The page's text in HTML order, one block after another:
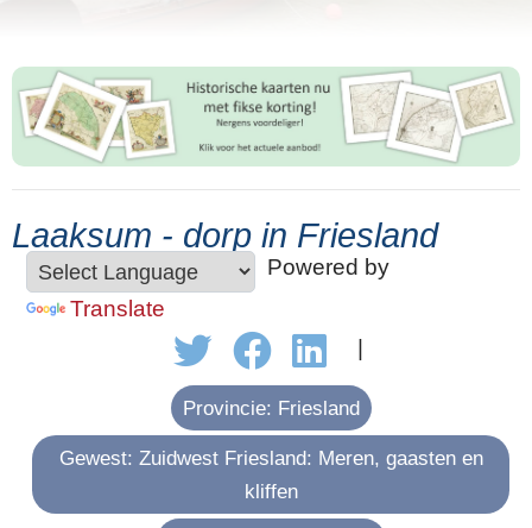
Laaksum - dorp in Friesland
Powered by
Translate
Provincie: Friesland
Gewest: Zuidwest Friesland: Meren, gaasten en
kliffen